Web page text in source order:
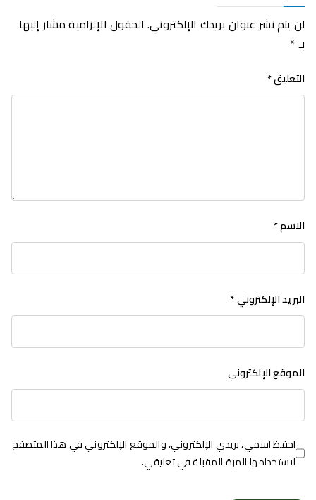
لن يتم نشر عنوان بريدك الإلكتروني. الحقول الإلزامية مشار إليها
بـ*
التعليق*
الاسم*
البريد الإلكتروني*
الموقع الإلكتروني
احفظ اسمي، بريدي الإلكتروني، والموقع الإلكتروني في هذا المتصفح
لاستخدامها المرة المقبلة في تعليقي.